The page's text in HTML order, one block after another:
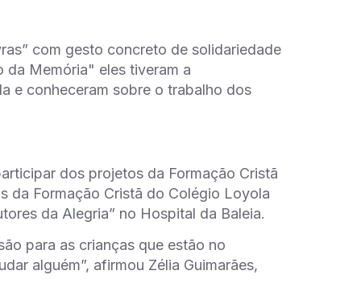
com gesto concreto de solidariedade
Memória" eles tiveram a
e conheceram sobre o trabalho dos
dos projetos da Formação Cristã
da Formação Cristã do Colégio Loyola
da Alegria” no Hospital da Baleia.
para as crianças que estão no
alguém”, afirmou Zélia Guimarães,